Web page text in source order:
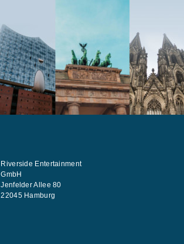
Riverside Entertainment
GmbH
Jenfelder Allee 80
22045 Hamburg